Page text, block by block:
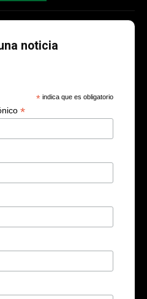
noticia
* indica que es obligatorio
*